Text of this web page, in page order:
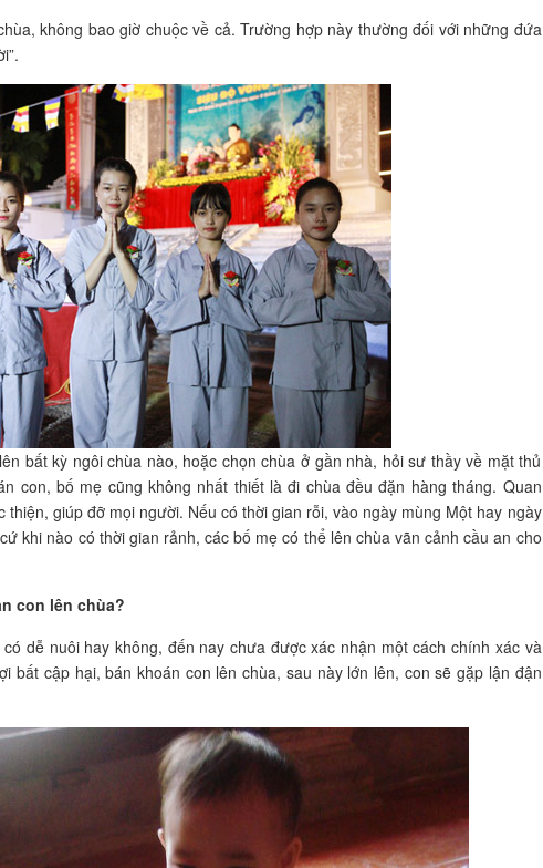
không bao giờ chuộc về cả. Trường hợp này thường đối với những đứa
bất kỳ ngôi chùa nào, hoặc chọn chùa ở gần nhà, hỏi sư thầy về mặt thủ
con, bố mẹ cũng không nhất thiết là đi chùa đều đặn hàng tháng. Quan
giúp đỡ mọi người. Nếu có thời gian rỗi, vào ngày mùng Một hay ngày
khi nào có thời gian rảnh, các bố mẹ có thể lên chùa vãn cảnh cầu an cho
con lên chùa?
dễ nuôi hay không, đến nay chưa được xác nhận một cách chính xác và
bất cập hại, bán khoán con lên chùa, sau này lớn lên, con sẽ gặp lận đận